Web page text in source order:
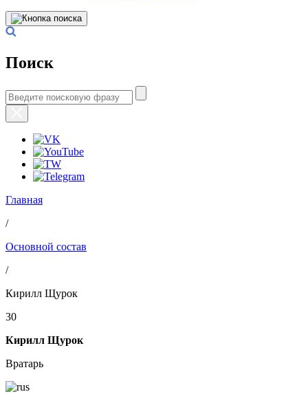
Поиск
Главная
/
Основной состав
/
Кирилл Щурок
30
Кирилл Щурок
Вратарь